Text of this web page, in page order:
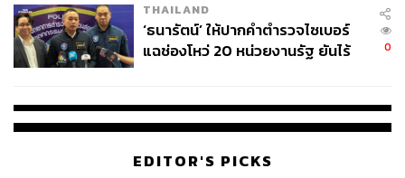
THAILAND
‘ธนารัตน์’ ให้ปากคำตำรวจไซเบอร์
แฉช่องโหว่ 20 หน่วยงานรัฐ ยันไร้
0
EDITOR'S PICKS